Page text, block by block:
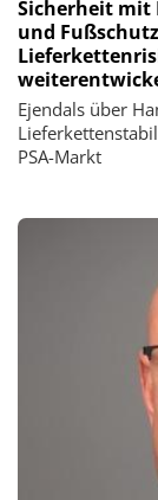
Sicherheit mit
und
Ejendals über
PSA-Markt